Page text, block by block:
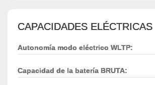
CAPACIDADES ELÉCTRICAS
Autonomía modo eléctrico WLTP:
Capacidad de la batería BRUTA: